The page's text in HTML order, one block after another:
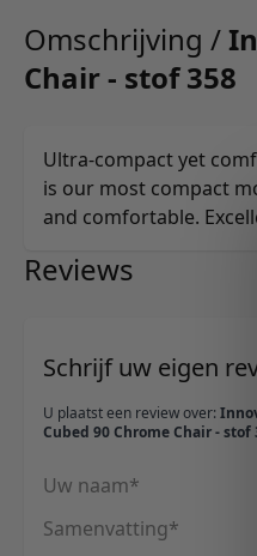
Omschrijving /
Chair - stof 358
Ultra-compact yet
is our most compact
and comfortable.
Reviews
Schrijf uw eigen
U plaatst een review over:
Cubed 90 Chrome Chair - stof
Uw naam
Samenvatting